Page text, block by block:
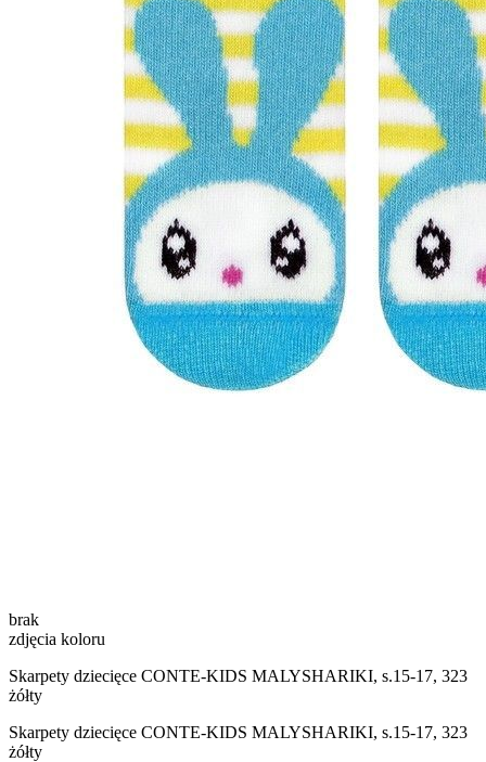
brak
zdjęcia koloru
Skarpety dziecięce CONTE-KIDS MALYSHARIKI, s.15-17, 323
żółty
Skarpety dziecięce CONTE-KIDS MALYSHARIKI, s.15-17, 323
żółty